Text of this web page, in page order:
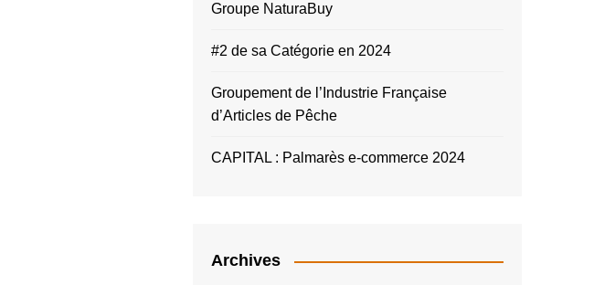
Groupe NaturaBuy
#2 de sa Catégorie en 2024
Groupement de l’Industrie Française
d’Articles de Pêche
CAPITAL : Palmarès e-commerce 2024
Archives